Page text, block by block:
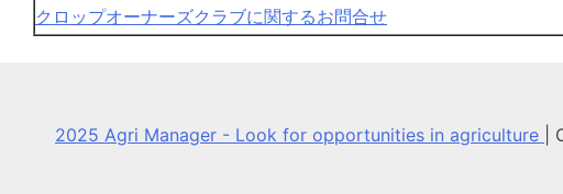
クロップオーナーズクラブに関するお問合せ
2025 Agri Manager - Look for opportunities in agriculture